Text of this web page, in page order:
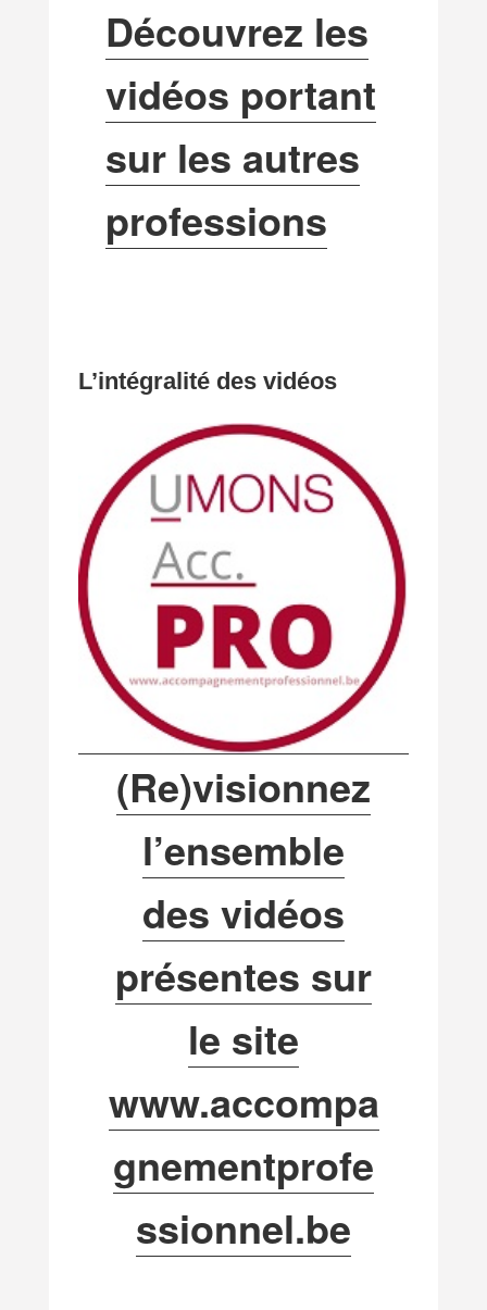
Découvrez les
vidéos portant
sur les autres
professions
L’intégralité des vidéos
(Re)visionnez
l’ensemble
des vidéos
présentes sur
le site
www.accompa
gnementprofe
ssionnel.be